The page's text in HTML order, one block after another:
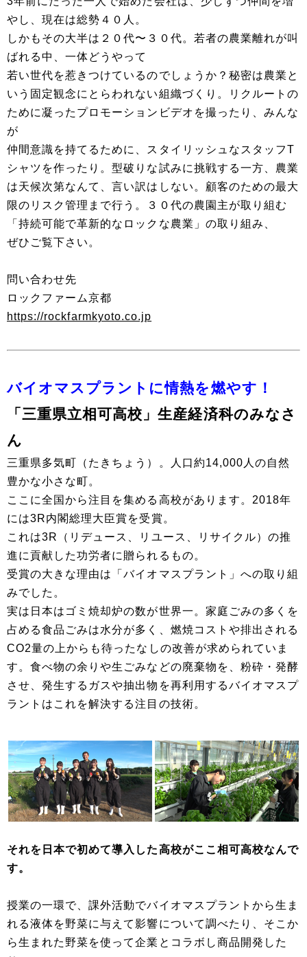
やし、現在は総勢４０人。
しかもその大半は２０代〜３０代。若者の農業離れが叫
ばれる中、一体どうやって
若い世代を惹きつけているのでしょうか？秘密は農業と
いう固定観念にとらわれない組織づくり。リクルートの
ために凝ったプロモーションビデオを撮ったり、みんな
が
仲間意識を持てるために、スタイリッシュなスタッフT
シャツを作ったり。型破りな試みに挑戦する一方、農業
は天候次第なんて、言い訳はしない。顧客のための最大
限のリスク管理まで行う。３０代の農園主が取り組む
「持続可能で革新的なロックな農業」の取り組み、
ぜひご覧下さい。
問い合わせ先
ロックファーム京都
https://rockfarmkyoto.co.jp
バイオマスプラントに情熱を燃やす！
「三重県立相可高校」生産経済科のみなさ
ん
三重県多気町（たきちょう）。人口約14,000人の自然
豊かな小さな町。
ここに全国から注目を集める高校があります。2018年
には3R内閣総理大臣賞を受賞。
これは3R（リデュース、リユース、リサイクル）の推
進に貢献した功労者に贈られるもの。
受賞の大きな理由は「バイオマスプラント」への取り組
みでした。
実は日本はゴミ焼却炉の数が世界一。家庭ごみの多くを
占める食品ごみは水分が多く、燃焼コストや排出される
CO2量の上からも待ったなしの改善が求められていま
す。食べ物の余りや生ごみなどの廃棄物を、粉砕・発酵
させ、発生するガスや抽出物を再利用するバイオマスプ
ラントはこれを解決する注目の技術。
それを日本で初めて導入した高校がここ相可高校なんで
す。
授業の一環で、課外活動でバイオマスプラントから生ま
れる液体を野菜に与えて影響について調べたり、そこか
ら生まれた野菜を使って企業とコラボし商品開発した